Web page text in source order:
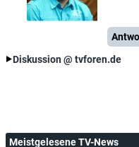
Diskussion @ tvforen.de
Meistgelesene TV-News